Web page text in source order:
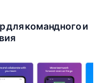
для командного и